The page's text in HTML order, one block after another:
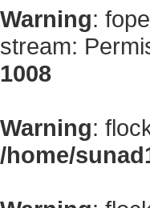
Warning:
stream:
1008
Warning:
/home/